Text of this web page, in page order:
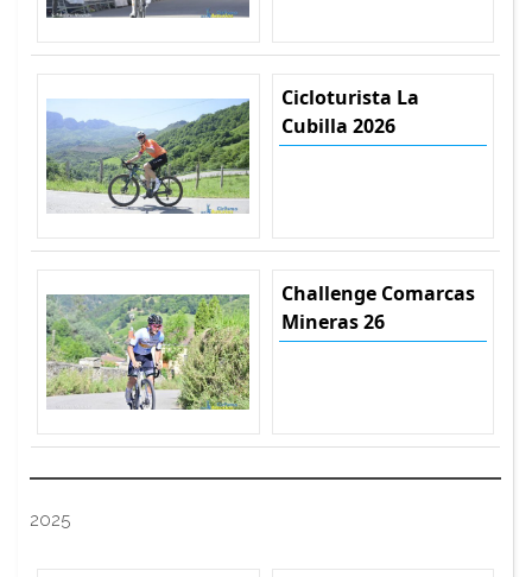
Cicloturista La
Cubilla 2026
Challenge Comarcas
Mineras 26
2025